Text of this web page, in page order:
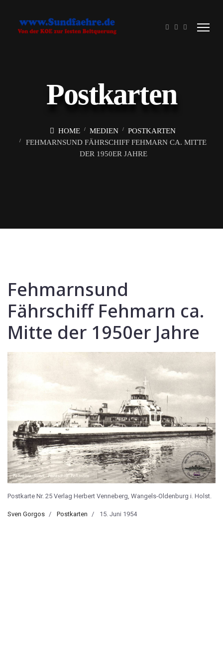
Postkarten
HOME MEDIEN
POSTKARTEN
FEHMARNSUND FÄHRSCHIFF FEHMARN CA. MITTE
DER 1950ER JAHRE
Fehmarnsund
Fährschiff Fehmarn ca.
Mitte der 1950er Jahre
Postkarte Nr. 25 Verlag Herbert Venneberg, Wangels-Oldenburg i. Holst.
Sven Gorgos Postkarten 15. Juni 1954